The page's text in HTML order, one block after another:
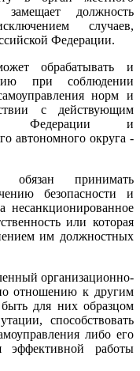
должность
случаев,
Федерации.
обрабатывать и
при соблюдении
норм и
с действующим
Федерации и
автономного округа -
принимать
безопасности и
несанкционированное
или которая
им должностных
организационно-
отношению к другим
для них образцом
способствовать
либо его
эффективной работы